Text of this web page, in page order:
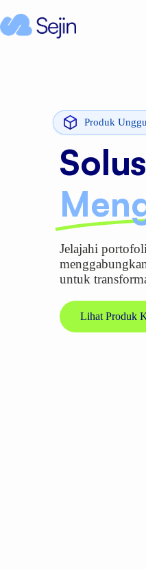
Produk
Jelajahi
untuk
Lihat Produk